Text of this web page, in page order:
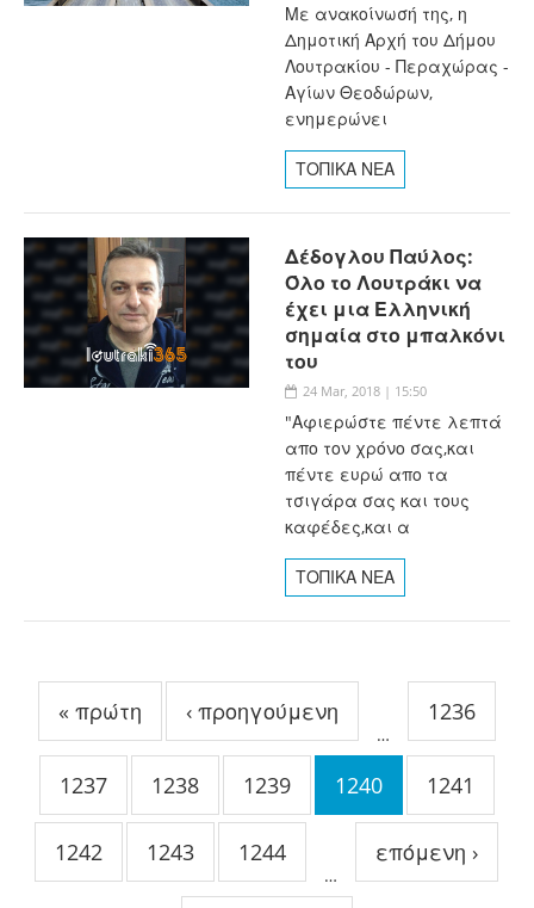
Με ανακοίνωσή της, η
Δημοτική Αρχή του Δήμου
Λουτρακίου - Περαχώρας -
Αγίων Θεοδώρων,
ενημερώνει
ΤΟΠΙΚΑ ΝΕΑ
Δέδογλου Παύλος:
Όλο το Λουτράκι να
έχει μια Ελληνική
σημαία στο μπαλκόνι
του
24 Mar, 2018 | 15:50
"Αφιερώστε πέντε λεπτά
απο τον χρόνο σας,και
πέντε ευρώ απο τα
τσιγάρα σας και τους
καφέδες,και α
ΤΟΠΙΚΑ ΝΕΑ
« πρώτη ‹ προηγούμενη
…
1236
1237 1238 1239 1240 1241
1242 1243 1244
…
επόμενη ›